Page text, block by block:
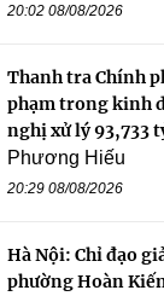
20:02 08/08/2026
Thanh tra Chính
phạm trong kinh
nghị xử lý 93,733
Phương Hiếu
20:29 08/08/2026
Hà Nội: Chỉ đạo
phường Hoàn